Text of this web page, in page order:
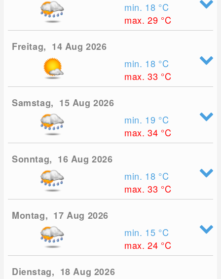
min. 18 °C
max. 29 °C
Freitag, 14 Aug 2026
min. 18 °C
max. 33 °C
Samstag, 15 Aug 2026
min. 19 °C
max. 34 °C
Sonntag, 16 Aug 2026
min. 18 °C
max. 33 °C
Montag, 17 Aug 2026
min. 15 °C
max. 24 °C
Dienstag, 18 Aug 2026